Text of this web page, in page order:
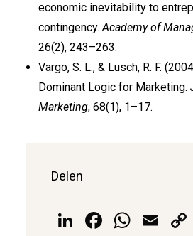
economic inevitability to
contingency.Academy of
26(2), 243–263.
Vargo, S. L., & Lusch, R. F.
Dominant Logic for Marketing.
Marketing, 68(1), 1–17.
Delen
LinkedIn
Facebook